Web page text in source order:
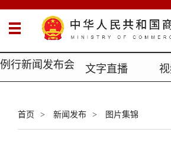
例行新闻发布会 文字直播
首页 > 新闻发布 > 图片集锦